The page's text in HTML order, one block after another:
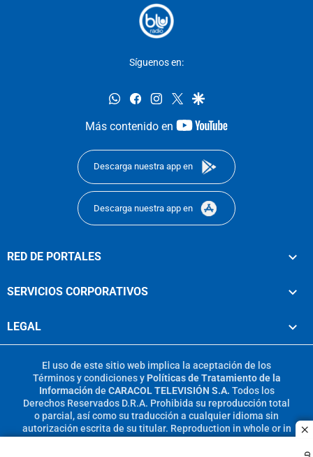
Síguenos en:
whatsappfacebookinstagram
twittergoogle
Más contenido en
youtube-
Descarga nuestra app en
Descarga nuestra app en
RED DE PORTALES
SERVICIOS CORPORATIVOS
LEGAL
El uso de este sitio web implica la aceptación de los
Términos y condicionesy Políticas de Tratamiento de la
Información de CARACOL TELEVISIÓN S.A. Todos los
Derechos Reservados D.R.A. Prohibida su reproducción total
o parcial, así como su traducción a cualquier idioma sin
autorización escrita de su titular. Reproduction in whole or in